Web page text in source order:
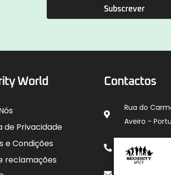
Subscrever
World
de Privacidade
e Condições
reclamações
Contactos
Rua do
Aveiro -
912 009
para rede